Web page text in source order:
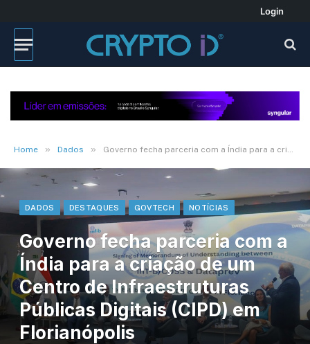
Login
Home » Dados » Governo fecha parceria com a Índia para a criação de um Centro de Infraestruturas Públicas Digitais (CIPD) em Florianópolis
DADOS DESTAQUES GOVTECH NOTÍCIAS
Governo fecha parceria com a
Índia para a criação de um
Centro de Infraestruturas
Públicas Digitais (CIPD) em
Florianópolis